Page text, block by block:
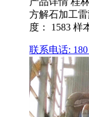
方解石加工
度： 1583 样
联系电话: 180